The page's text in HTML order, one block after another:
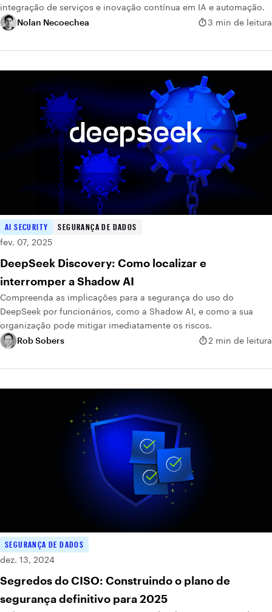
integração de serviços e inovação contínua em IA e automação.
Nolan Necoechea
3 min de leitura
AI SECURITY
SEGURANÇA DE DADOS
fev. 07, 2025
DeepSeek Discovery: Como localizar e
interromper a Shadow AI
Compreenda as implicações para a segurança do uso do
DeepSeek por funcionários, como a Shadow AI, e como a sua
organização pode mitigar imediatamente os riscos.
Rob Sobers
2 min de leitura
SEGURANÇA DE DADOS
dez. 13, 2024
Segredos do CISO: Construindo o plano de
segurança definitivo para 2025